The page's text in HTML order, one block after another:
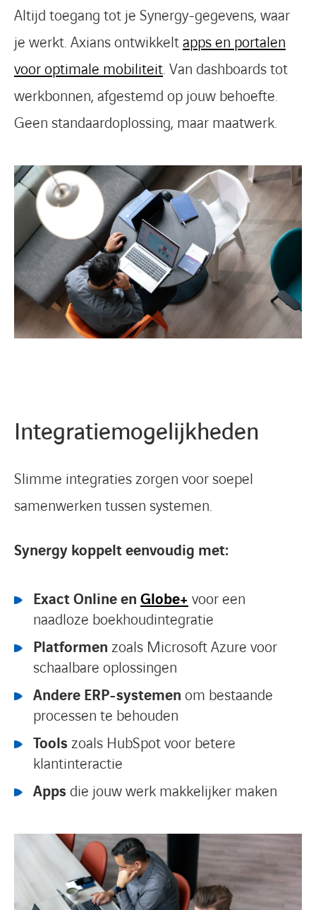
Altijd toegang tot je Synergy-gegevens, waar
je werkt. Axians ontwikkeltapps en portalen
voor optimale mobiliteit. Van dashboards tot
werkbonnen, afgestemd op jouw behoefte.
Geen standaardoplossing, maar maatwerk.
Integratiemogelijkheden
Slimme integraties zorgen voor soepel
samenwerken tussen systemen.
Synergy koppelt eenvoudig met:
Exact Online en Globe+ voor een
naadloze boekhoudintegratie
Platformen zoals Microsoft Azure voor
schaalbare oplossingen
Andere ERP-systemen om bestaande
processen te behouden
Tools zoals HubSpot voor betere
klantinteractie
Apps die jouw werk makkelijker maken